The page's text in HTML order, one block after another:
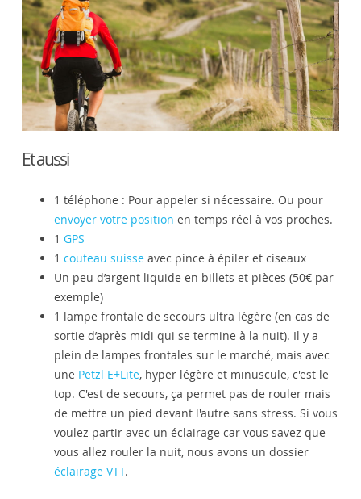
Et aussi
1 téléphone : Pour appeler si nécessaire. Ou pour
envoyer votre position en temps réel à vos proches.
1 GPS
1 couteau suisseavec pince à épiler et ciseaux
Un peu d’argent liquide en billets et pièces (50€ par
exemple)
1 lampe frontale de secours ultra légère (en cas de
sortie d’après midi qui se termine à la nuit). Il y a
plein de lampes frontales sur le marché, mais avec
une Petzl E+Lite, hyper légère et minuscule, c'est le
top. C'est de secours, ça permet pas de rouler mais
de mettre un pied devant l'autre sans stress. Si vous
voulez partir avec un éclairage car vous savez que
vous allez rouler la nuit, nous avons un dossier
éclairage VTT.